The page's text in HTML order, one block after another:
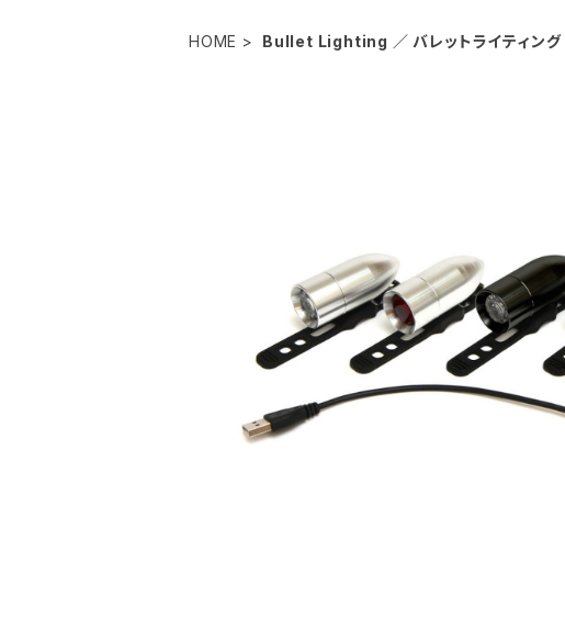
HOME Bullet Lighting ／ バレットライティング
Bullet Lighting
¥5,500
SOLD OUT